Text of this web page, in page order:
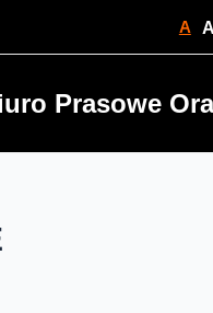
A A
Prasowe